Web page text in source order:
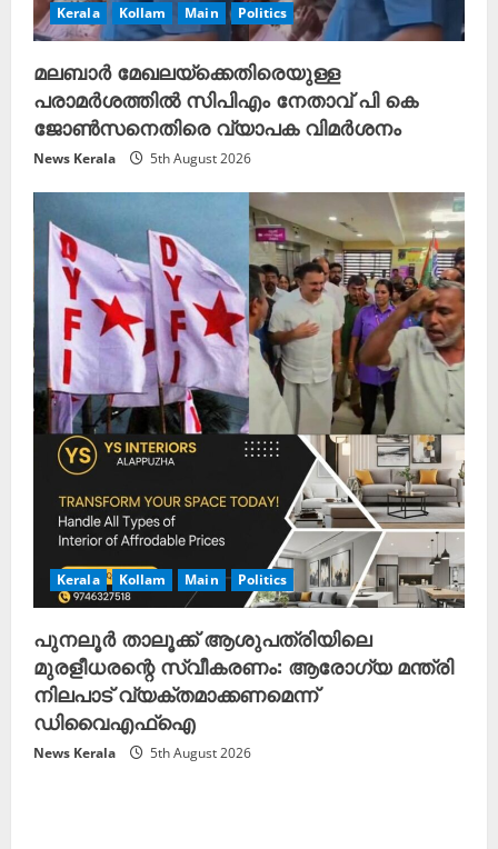
Kerala Kollam Main Politics
മലബാർ മേഖലയ്ക്കെതിരെയുള്ള
പരാമർശത്തിൽ സിപിഎം നേതാവ് പി കെ
ജോൺസനെതിരെ വ്യാപക വിമർശനം
News Kerala 5th August 2026
Kerala Kollam Main Politics
പുനലൂർ താലൂക്ക് ആശുപത്രിയിലെ
മുരളീധരന്റെ സ്വീകരണം: ആരോഗ്യ മന്ത്രി
നിലപാട് വ്യക്തമാക്കണമെന്ന്
ഡിവൈഎഫ്ഐ
News Kerala 5th August 2026